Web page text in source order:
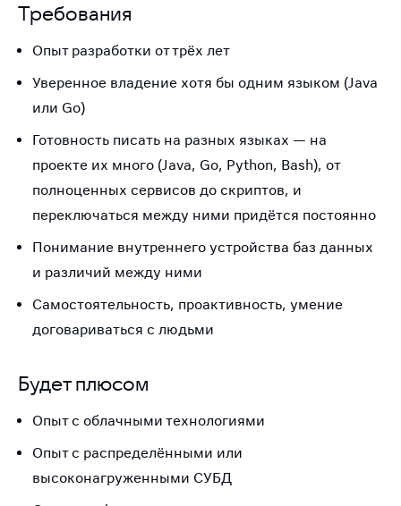
Требования
Опыт разработки от трёх лет
Уверенное владение хотя бы одним языком (Java
или Go)
Готовность писать на разных языках — на
проекте их много (Java, Go, Python, Bash), от
полноценных сервисов до скриптов, и
переключаться между ними придётся постоянно
Понимание внутреннего устройства баз данных
и различий между ними
Самостоятельность, проактивность, умение
договариваться с людьми
Будет плюсом
Опыт с облачными технологиями
Опыт с распределёнными или
высоконагруженными СУБД